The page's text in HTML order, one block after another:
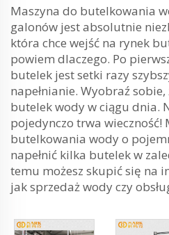
Maszyna do butelkowania
galonów jest absolutnie
która chce wejść na rynek
powiem dlaczego. Po
butelek jest setki razy
napełnianie. Wyobraź
butelek wody w ciągu dnia.
pojedynczo trwa wieczność!
butelkowania wody o
napełnić kilka butelek w
temu możesz skupić się na
jak sprzedaż wody czy